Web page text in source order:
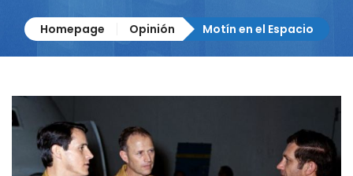
Homepage Opinión Motín en el Espacio